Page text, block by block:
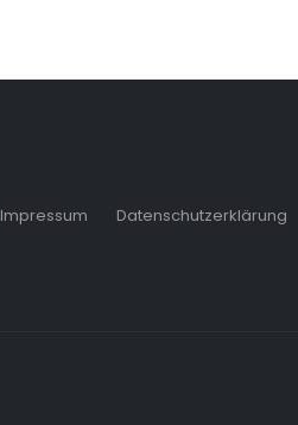
Impressum Datenschutzerklärung